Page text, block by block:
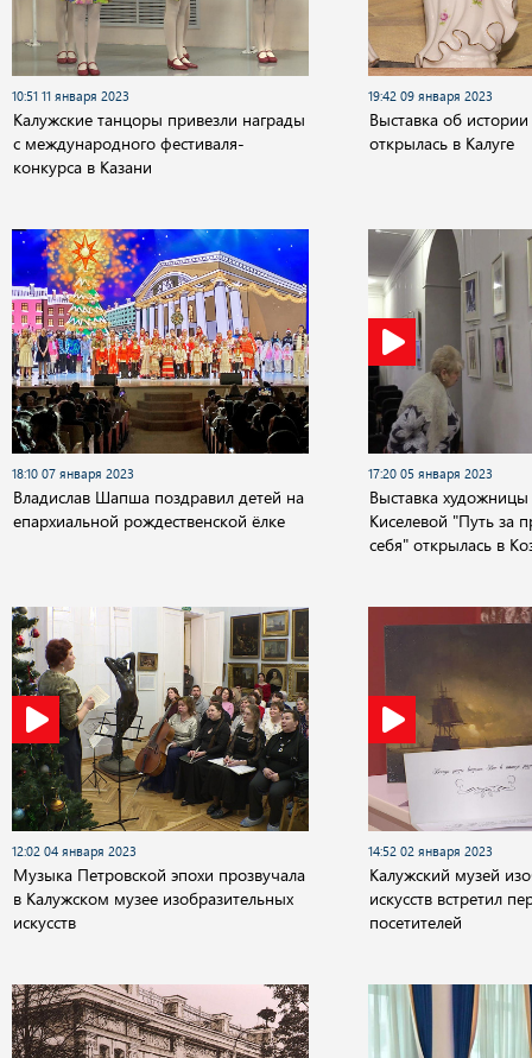
10:51 11 января 2023
Калужские танцоры привезли награды
с международного фестиваля-
конкурса в Казани
19:42 09 января 2023
Выставка об
открылась в Калуге
18:10 07 января 2023
Владислав Шапша поздравил детей на
епархиальной рождественской ёлке
17:20 05 января 2023
Выставка
Киселевой "Путь за
себя" открылась в
12:02 04 января 2023
Музыка Петровской эпохи прозвучала
в Калужском музее изобразительных
искусств
14:52 02 января 2023
Калужский музей
искусств встретил
посетителей